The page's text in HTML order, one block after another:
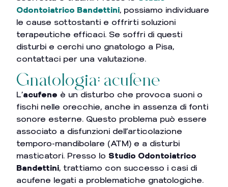
Odontoiatrico Bandettini, possiamo individuare
le cause sottostanti e offrirti soluzioni
terapeutiche efficaci. Se soffri di questi
disturbi e cerchi uno gnatologo a Pisa,
contattaci per una valutazione.
Gnatologia: acufene
L’acufene è un disturbo che provoca suoni o
fischi nelle orecchie, anche in assenza di fonti
sonore esterne. Questo problema può essere
associato a disfunzioni dell’articolazione
temporo-mandibolare (ATM) e a disturbi
masticatori. Presso lo Studio Odontoiatrico
Bandettini, trattiamo con successo i casi di
acufene legati a problematiche gnatologiche.